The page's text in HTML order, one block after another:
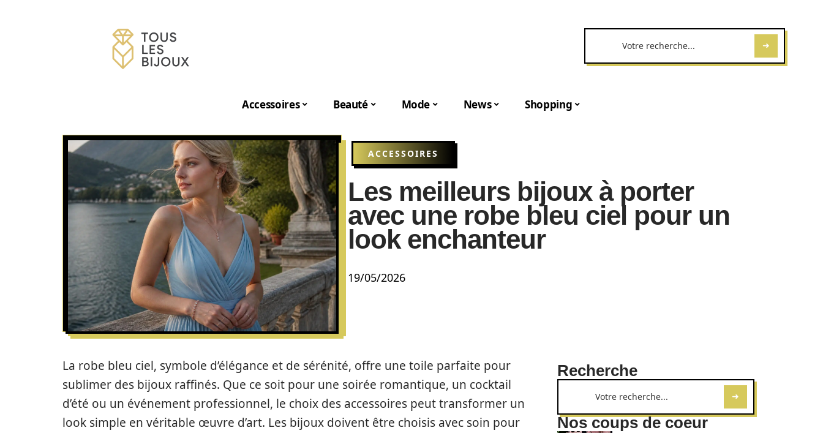
Accessoires Beauté Mode News Shopping
ACCESSOIRES
Les meilleurs bijoux à porter
avec une robe bleu ciel pour un
look enchanteur
19/05/2026
La robe bleu ciel, symbole d’élégance et de sérénité, offre une toile parfaite pour
sublimer des bijoux raffinés. Que ce soit pour une soirée romantique, un cocktail
d’été ou un événement professionnel, le choix des accessoires peut transformer un
look simple en véritable œuvre d’art. Les bijoux doivent être choisis avec soin pour
Recherche
Nos coups de coeur